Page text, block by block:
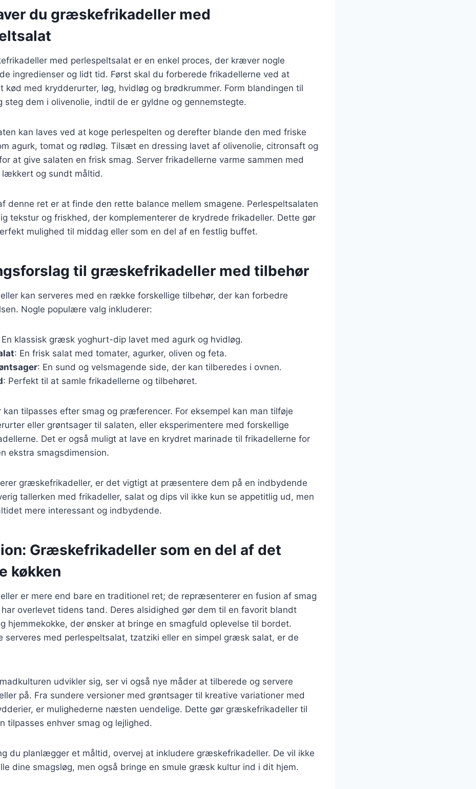
du græskefrikadeller med
med perlespeltsalat er en enkel proces, der kræver nogle
ingredienser og lidt tid. Først skal du forberede frikadellerne ved at
kød med krydderurter, løg, hvidløg og brødkrummer. Form blandingen til
steg dem i olivenolie, indtil de er gyldne og gennemstegte.
kan laves ved at koge perlespelten og derefter blande den med friske
agurk, tomat og rødløg. Tilsæt en dressing lavet af olivenolie, citronsaft og
at give salaten en frisk smag. Server frikadellerne varme sammen med
lækkert og sundt måltid.
denne ret er at finde den rette balance mellem smagene. Perlespeltsalaten
tekstur og friskhed, der komplementerer de krydrede frikadeller. Dette gør
mulighed til middag eller som en del af en festlig buffet.
til græskefrikadeller med tilbehør
kan serveres med en række forskellige tilbehør, der kan forbedre
Nogle populære valg inkluderer:
En klassisk græsk yoghurt-dip lavet med agurk og hvidløg.
: En frisk salat med tomater, agurker, oliven og feta.
: En sund og velsmagende side, der kan tilberedes i ovnen.
: Perfekt til at samle frikadellerne og tilbehøret.
kan tilpasses efter smag og præferencer. For eksempel kan man tilføje
eller grøntsager til salaten, eller eksperimentere med forskellige
Det er også muligt at lave en krydret marinade til frikadellerne for
ekstra smagsdimension.
græskefrikadeller, er det vigtigt at præsentere dem på en indbydende
tallerken med frikadeller, salat og dips vil ikke kun se appetitlig ud, men
mere interessant og indbydende.
Græskefrikadeller som en del af det
køkken
er mere end bare en traditionel ret; de repræsenterer en fusion af smag
overlevet tidens tand. Deres alsidighed gør dem til en favorit blandt
hjemmekokke, der ønsker at bringe en smagfuld oplevelse til bordet.
serveres med perlespeltsalat, tzatziki eller en simpel græsk salat, er de
udvikler sig, ser vi også nye måder at tilberede og servere
på. Fra sundere versioner med grøntsager til kreative variationer med
er mulighederne næsten uendelige. Dette gør græskefrikadeller til
tilpasses enhver smag og lejlighed.
du planlægger et måltid, overvej at inkludere græskefrikadeller. De vil ikke
dine smagsløg, men også bringe en smule græsk kultur ind i dit hjem.